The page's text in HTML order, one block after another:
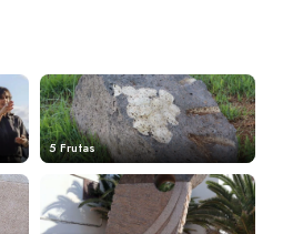
5 Frutas